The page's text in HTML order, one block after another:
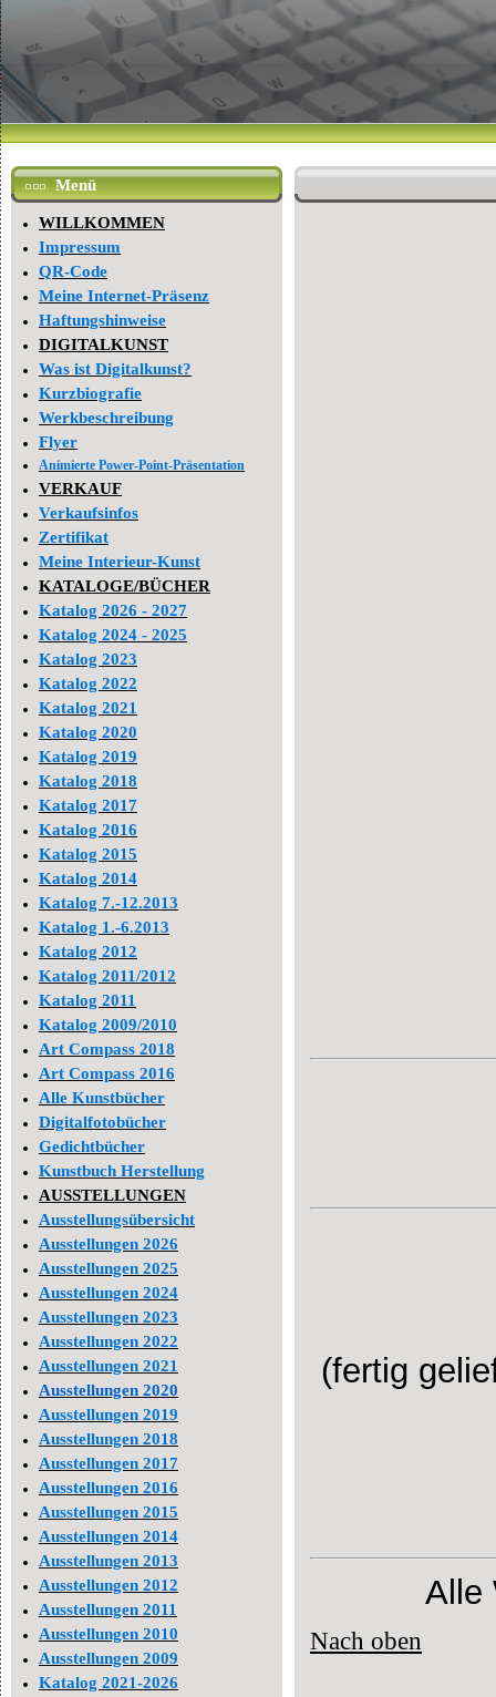
Menü
WILLKOMMEN
Impressum
QR-Code
Meine Internet-Präsenz
Haftungshinweise
DIGITALKUNST
Was ist Digitalkunst?
Kurzbiografie
Werkbeschreibung
Flyer
Animierte Power-Point-Präsentation
VERKAUF
Verkaufsinfos
Zertifikat
Meine Interieur-Kunst
KATALOGE/BÜCHER
Katalog 2026 - 2027
Katalog 2024 - 2025
Katalog 2023
Katalog 2022
Katalog 2021
Katalog 2020
Katalog 2019
Katalog 2018
Katalog 2017
Katalog 2016
Katalog 2015
Katalog 2014
Katalog 7.-12.2013
Katalog 1.-6.2013
Katalog 2012
Katalog 2011/2012
Katalog 2011
Katalog 2009/2010
Art Compass 2018
Art Compass 2016
Alle Kunstbücher
Digitalfotobücher
Gedichtbücher
Kunstbuch Herstellung
AUSSTELLUNGEN
Ausstellungsübersicht
Ausstellungen 2026
Ausstellungen 2025
Ausstellungen 2024
Ausstellungen 2023
Ausstellungen 2022
Ausstellungen 2021
Ausstellungen 2020
Ausstellungen 2019
Ausstellungen 2018
Ausstellungen 2017
Ausstellungen 2016
Ausstellungen 2015
Ausstellungen 2014
Ausstellungen 2013
Ausstellungen 2012
Ausstellungen 2011
Ausstellungen 2010
Ausstellungen 2009
Katalog 2021-2026
(fertig
Alle
Nach oben